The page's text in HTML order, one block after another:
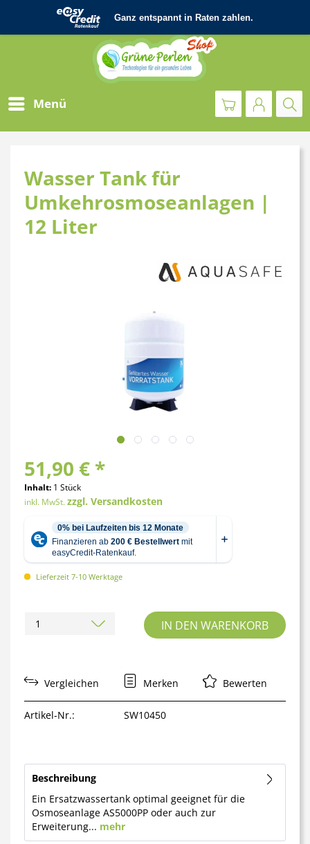
Menü
Wasser Tank für
Umkehrosmoseanlagen |
12 Liter
51,90 € *
Inhalt: 1 Stück
inkl. MwSt.zzgl. Versandkosten
Lieferzeit 7-10 Werktage
IN DEN WARENKORB
Vergleichen Merken Bewerten
Artikel-Nr.: SW10450
Beschreibung
Ein Ersatzwassertank optimal geeignet für die
Osmoseanlage AS5000PP oder auch zur
Erweiterung... mehr